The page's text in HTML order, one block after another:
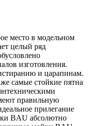
место в модельном
целый ряд
изготовления.
и царапинам.
самые стойкие пятна
правильную
прилегание
BAU абсолютно